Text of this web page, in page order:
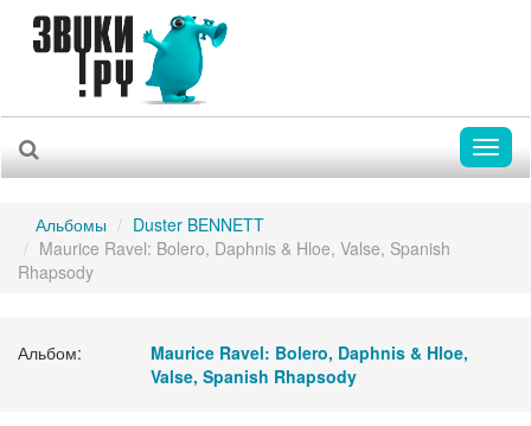
Альбомы
Duster BENNETT
Maurice Ravel: Bolero, Daphnis & Hloe, Valse, Spanish
Rhapsody
Альбом:
Maurice Ravel: Bolero, Daphnis & Hloe,
Valse, Spanish Rhapsody